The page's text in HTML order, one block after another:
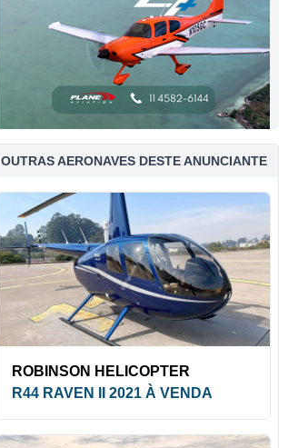
OUTRAS AERONAVES DESTE ANUNCIANTE
ROBINSON HELICOPTER
R44 RAVEN II 2021 À VENDA